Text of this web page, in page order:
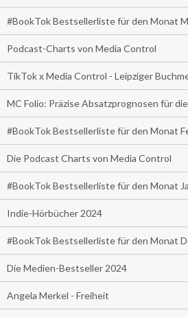
#BookTok Bestsellerliste für den Monat
Podcast-Charts von Media Control
TikTok x Media Control - Leipziger
MC Folio: Präzise Absatzprognosen für
#BookTok Bestsellerliste für den Monat
Die Podcast Charts von Media Control
#BookTok Bestsellerliste für den Monat
Indie-Hörbücher 2024
#BookTok Bestsellerliste für den Monat
Die Medien-Bestseller 2024
Angela Merkel - Freiheit